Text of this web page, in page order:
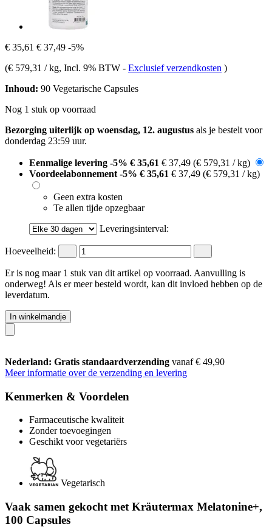
€ 35,61 € 37,49 -5%
(€ 579,31 / kg, Incl. 9% BTW - Exclusief verzendkosten )
Inhoud: 90 Vegetarische Capsules
Nog 1 stuk op voorraad
Bezorging uiterlijk op woensdag, 12. augustus als je bestelt voor
donderdag 23:59 uur.
Eenmalige levering -5% € 35,61 € 37,49 (€ 579,31 / kg)
Voordeelabonnement -5% € 35,61 € 37,49 (€ 579,31 / kg)
Geen extra kosten
Te allen tijde opzegbaar
Leveringsinterval:
Hoeveelheid:
Er is nog maar 1 stuk van dit artikel op voorraad. Aanvulling is
onderweg! Als er meer besteld wordt, kan dit invloed hebben op de
leverdatum.
In winkelmandje
Nederland: Gratis standaardverzending vanaf € 49,90
Meer informatie over de verzending en levering
Kenmerken & Voordelen
Farmaceutische kwaliteit
Zonder toevoegingen
Geschikt voor vegetariërs
Vegetarisch
Vaak samen gekocht met Kräutermax Melatonine+,
100 Capsules